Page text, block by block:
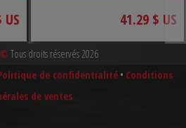
US 41.29 $ US
© Tous droits réservés 2026
de confidentialité • Conditions
de ventes